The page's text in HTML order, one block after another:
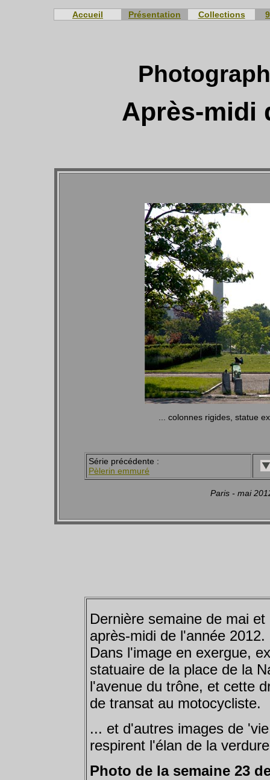
Accueil Présentation Collections
Après-midi
... colonnes rigides, statue
Série précédente :
Pèlerin emmuré
Paris - mai
Dernière semaine de mai
après-midi de l'année 2012.
Dans l'image en exergue,
statuaire de la place de la
l'avenue du trône, et cette
de transat au motocycliste.
... et d'autres images de
respirent l'élan de la
Photo de la semaine 23